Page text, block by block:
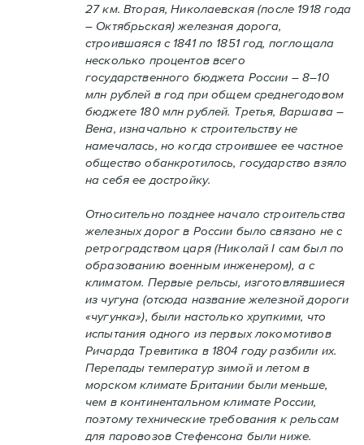
27 км. Вторая, Николаевская (после 1918 года
– Октябрьская) железная дорога,
строившаяся с 1841 по 1851 год, поглощала
несколько процентов всего
государственного бюджета России – 8–10
млн рублей в год при общем среднегодовом
бюджете 180 млн рублей. Третья, Варшава –
Вена, изначально к строительству не
намечалась, но когда строившее ее частное
общество обанкротилось, государство взяло
на себя ее достройку.
Относительно позднее начало строительства
железных дорог в России было связано не с
ретроградством царя (Николай I сам был по
образованию военным инженером), а с
климатом. Первые рельсы, изготовлявшиеся
из чугуна (отсюда название железной дороги
«чугунка»), были настолько хрупкими, что
испытания одного из первых локомотивов
Ричарда Тревитика в 1804 году разбили их.
Перепады температур зимой и летом в
морском климате Британии были меньше,
чем в континентальном климате России,
поэтому технические требования к рельсам
для паровозов Стефенсона были ниже.